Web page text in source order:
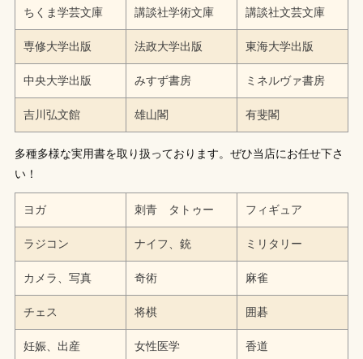
ちくま学芸文庫 講談社学術文庫 講談社文芸文庫
専修大学出版 法政大学出版 東海大学出版
中央大学出版 みすず書房 ミネルヴァ書房
吉川弘文館 雄山閣 有斐閣
多種多様な実用書を取り扱っております。ぜひ当店にお任せ下さ
い！
ヨガ 刺青 タトゥー フィギュア
ラジコン ナイフ、銃 ミリタリー
カメラ、写真 奇術 麻雀
チェス 将棋 囲碁
妊娠、出産 女性医学 香道